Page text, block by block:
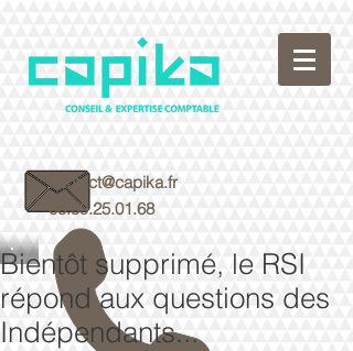
contact@capika.fr
05.59.25.01.68
Bientôt supprimé, le RSI
répond aux questions des
Indépendants...